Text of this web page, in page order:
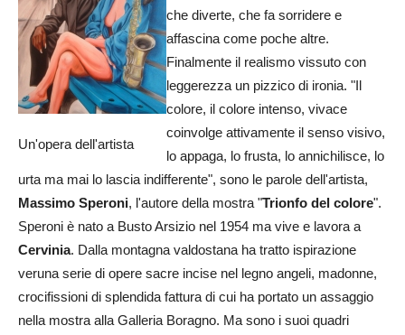
Un'opera dell'artista
che diverte, che fa sorridere e
affascina come poche altre.
Finalmente il realismo vissuto con
leggerezza un pizzico di ironia. "Il
colore, il colore intenso, vivace
coinvolge attivamente il senso visivo,
lo appaga, lo frusta, lo annichilisce, lo
urta ma mai lo lascia indifferente", sono le parole dell'artista,
Massimo Speroni, l'autore della mostra "Trionfo del colore".
Speroni è nato a Busto Arsizio nel 1954 ma vive e lavora a
Cervinia. Dalla montagna valdostana ha tratto ispirazione
veruna serie di opere sacre incise nel legno angeli, madonne,
crocifissioni di splendida fattura di cui ha portato un assaggio
nella mostra alla Galleria Boragno. Ma sono i suoi quadri